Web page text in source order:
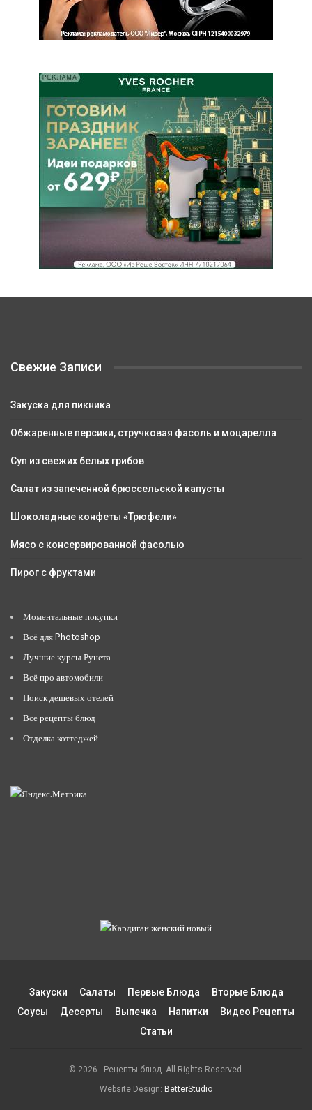
Свежие Записи
Закуска для пикника
Обжаренные персики, стручковая фасоль и моцарелла
Суп из свежих белых грибов
Салат из запеченной брюссельской капусты
Шоколадные конфеты «Трюфели»
Мясо с консервированной фасолью
Пирог с фруктами
Моментальные покупки
Всё для Photoshop
Лучшие курсы Рунета
Всё про автомобили
Поиск дешевых отелей
Все рецепты блюд
Отделка коттеджей
Закуски Салаты Первые Блюда
Вторые Блюда
Соусы
Десерты Выпечка Напитки
Видео Рецепты
Статьи
© 2026 - Рецепты блюд. All Rights Reserved.
Website Design: BetterStudio